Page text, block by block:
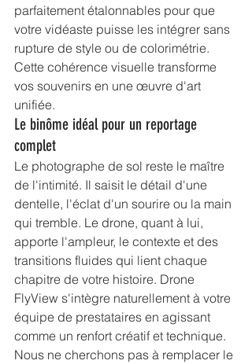
parfaitement étalonnables pour que
votre vidéaste puisse les intégrer sans
rupture de style ou de colorimétrie.
Cette cohérence visuelle transforme
vos souvenirs en une œuvre d'art
unifiée.
Le binôme idéal pour un reportage
complet
Le photographe de sol reste le maître
de l'intimité. Il saisit le détail d'une
dentelle, l'éclat d'un sourire ou la main
qui tremble. Le drone, quant à lui,
apporte l'ampleur, le contexte et des
transitions fluides qui lient chaque
chapitre de votre histoire. Drone
FlyView s'intègre naturellement à votre
équipe de prestataires en agissant
comme un renfort créatif et technique.
Nous ne cherchons pas à remplacer le